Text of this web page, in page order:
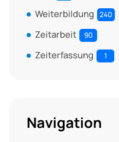
Weiterbildung 240
Zeitarbeit 90
Zeiterfassung 1
Navigation